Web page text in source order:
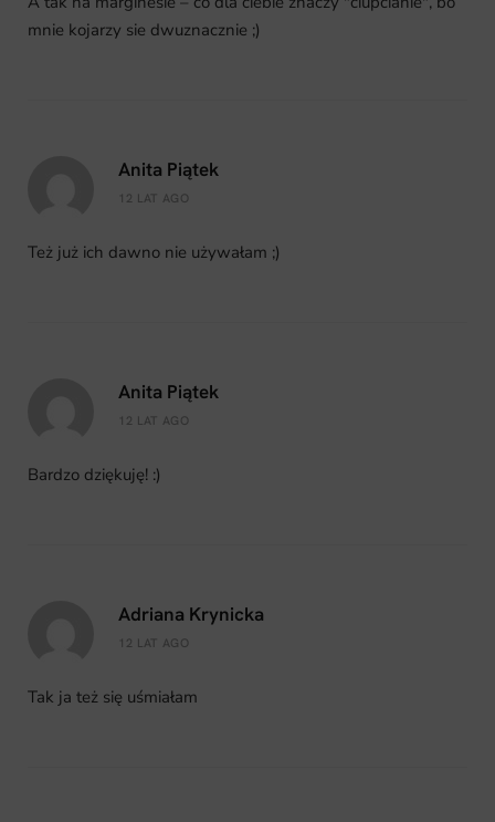
mnie kojarzy sie dwuznacznie ;)
Anita Piątek
12 LAT AGO
Też już ich dawno nie używałam ;)
Anita Piątek
12 LAT AGO
Bardzo dziękuję! :)
Adriana Krynicka
12 LAT AGO
Tak ja też się uśmiałam